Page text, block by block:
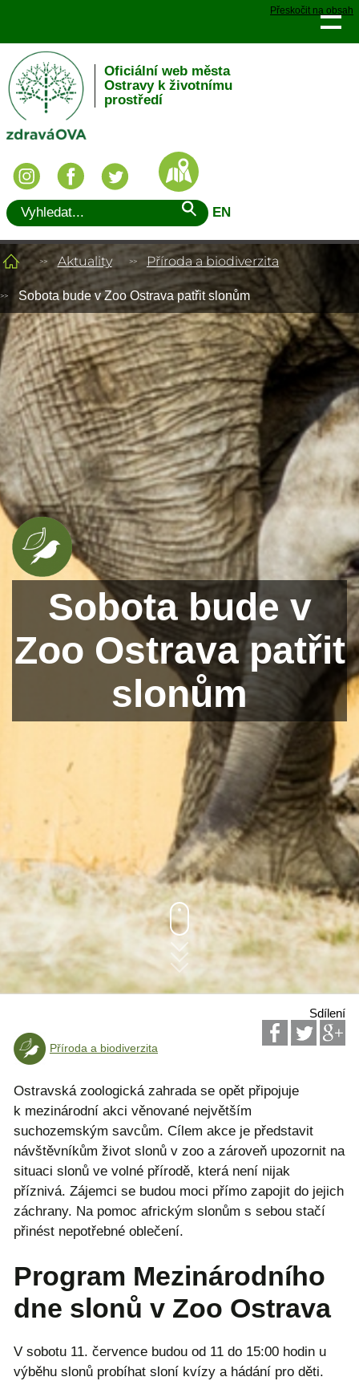
Přeskočit na obsah
Oficiální web města
Ostravy k životnímu
prostředí
EN
Aktuality Příroda a biodiverzita
Sobota bude v Zoo Ostrava patřit slonům
Sobota bude v
Zoo Ostrava patřit
slonům
Sdílení
Příroda a biodiverzita
Ostravská zoologická zahrada se opět připojuje
k mezinárodní akci věnované největším
suchozemským savcům. Cílem akce je představit
návštěvníkům život slonů v zoo a zároveň upozornit na
situaci slonů ve volné přírodě, která není nijak
příznivá. Zájemci se budou moci přímo zapojit do jejich
záchrany. Na pomoc africkým slonům s sebou stačí
přinést nepotřebné oblečení.
Program Mezinárodního
dne slonů v Zoo Ostrava
V sobotu 11. července budou od 11 do 15:00 hodin u
výběhu slonů probíhat sloní kvízy a hádání pro děti.